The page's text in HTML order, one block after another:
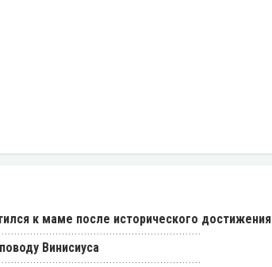
к маме после исторического достижения
Винисиуса